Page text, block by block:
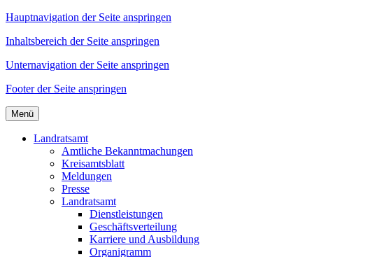
Hauptnavigation der Seite anspringen
Inhaltsbereich der Seite anspringen
Unternavigation der Seite anspringen
Footer der Seite anspringen
Menü
Landratsamt
Amtliche Bekanntmachungen
Kreisamtsblatt
Meldungen
Presse
Landratsamt
Dienstleistungen
Geschäftsverteilung
Karriere und Ausbildung
Organigramm